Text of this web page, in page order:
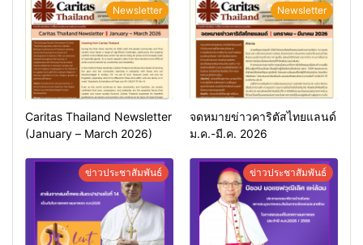
Newsletter
Caritas Thailand Newsletter
(January – March 2026)
Newsletter
จดหมายข่าวคาริตัสไทยแลนด์
ม.ค.-มี.ค. 2026
ข่าวประชาสัมพันธ์ ข่าวประชาสัมพันธ์